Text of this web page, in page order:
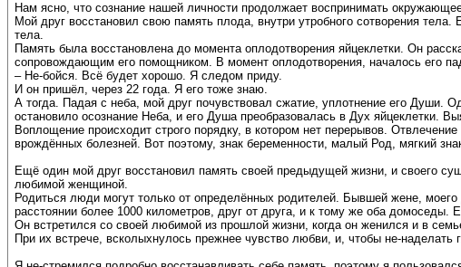
Нам ясно, что сознание нашей личности продолжает воспринимать
Мой друг восстановил свою память плода, внутри утробного сотворения
тела.
Память была восстановлена до момента оплодотворения яйцеклетки. Он
сопровождающим его помощником. В момент оплодотворения, началось его
– Не-бойся. Всё будет хорошо. Я следом приду.
И он пришёл, через 22 года. Я его тоже знаю.
А тогда. Падая с неба, мой друг почувствовал сжатие, уплотнение его Души.
остановило осознание Неба, и его Душа преобразовалась в Дух яйцеклетки.
Воплощение происходит строго порядку, в котором нет перерывов.
врождённых болезней. Вот поэтому, знак беременности, малый Род, мягкий
Ещё один мой друг восстановил память своей предыдущей жизни, и своего
любимой женщиной.
Родиться люди могут только от определённых родителей. Бывшей жене,
расстоянии более 1000 километров, друг от друга, и к тому же оба
Он встретился со своей любимой из прошлой жизни, когда он женился и в
При их встрече, всколыхнулось прежнее чувство любви, и, чтобы не-